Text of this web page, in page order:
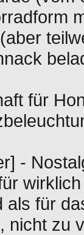
für
-
als für
nicht zu